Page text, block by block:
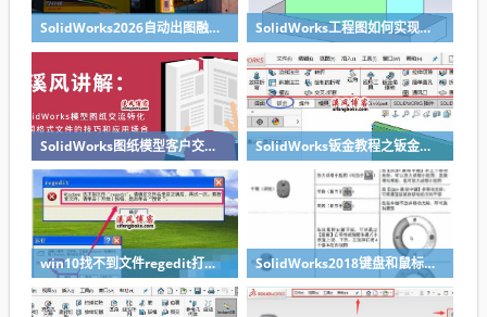
SolidWorks2026自动出图融入AI SolidWorks工程图如何实现螺栓螺母标准件不剖切？其实方法很简单
SolidWorks图纸模型客户交流导出什么格式最好？-溪风整理 SolidWorks钣金教程之钣金工具栏的显示
win10找不到文件regedit打不开注册表的解决办法 SolidWorks2018键盘和鼠标操作技巧